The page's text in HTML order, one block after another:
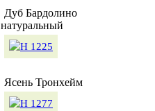
Дуб Бардолино
натуральный
Ясень Тронхейм